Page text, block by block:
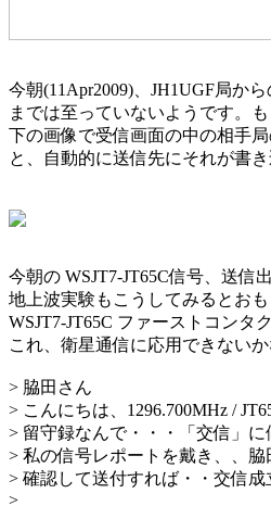
今朝(11Apr2009)、JH1UGF局か
までは至っていないようです。
下の画像で受信画面の中の相手
と、自動的に送信先にそれが書き
今朝の WSJT7-JT65C信号、送信
地上波実験もこうしてみるとおも
WSJT7-JT65C ファーストコンタ
これ、衛星通信に応用できないか
> 脇田さん
> こんにちは、1296.700MHz /
> 留守録なんで・・・「交信」
> 私の信号レポートを戴き、、
> 確認して送付すれば・・交信成
>